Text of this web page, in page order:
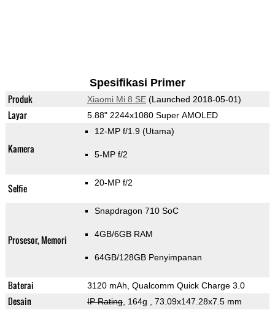
Spesifikasi Primer
Produk Xiaomi Mi 8 SE(Launched 2018-05-01)
Layar 5.88" 2244x1080 Super AMOLED
Kamera
12-MP f/1.9 (Utama)
5-MP f/2
Selfie 20-MP f/2
Prosesor, Memori
Snapdragon 710 SoC
4GB/6GB RAM
64GB/128GB Penyimpanan
Baterai 3120 mAh, Qualcomm Quick Charge 3.0
Desain IP Rating, 164g , 73.09x147.28x7.5 mm